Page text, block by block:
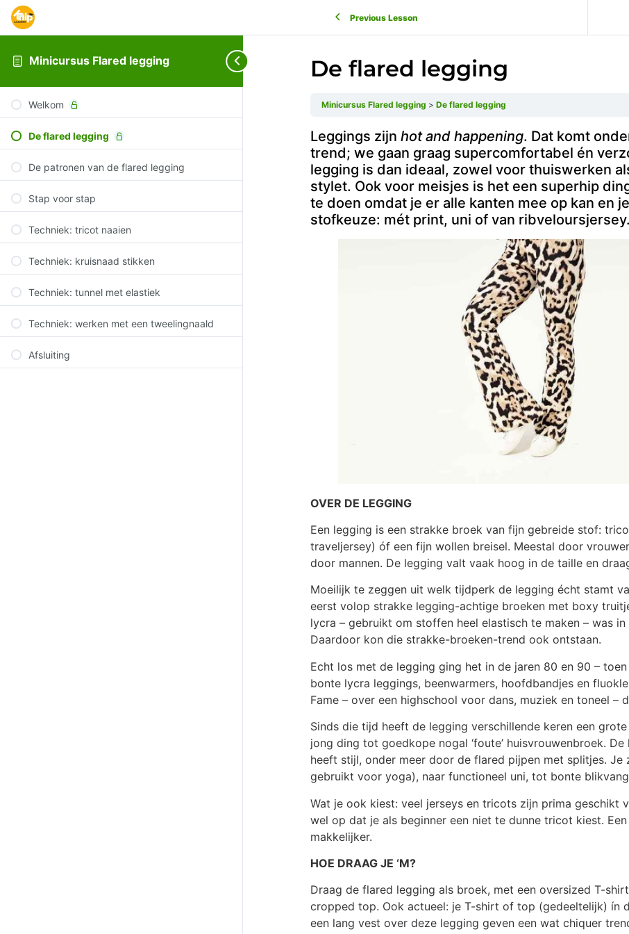
Minicursus Flared legging
Welkom
De flared legging
De patronen van de flared legging
Stap voor stap
Techniek: tricot naaien
Techniek: kruisnaad stikken
Techniek: tunnel met elastiek
Techniek: werken met een tweelingnaald
Afsluiting
Previous Lesson
De flared legging
Minicursus Flared legging De flared legging
Leggings zijn hot and happening. Dat komt
trend; we gaan graag supercomfortabel én
legging is dan ideaal, zowel voor thuiswerken
stylet. Ook voor meisjes is het een superhip
te doen omdat je er alle kanten mee op kan en
stofkeuze: mét print, uni of van
OVER DE LEGGING
Een legging is een strakke broek van fijn gebreide stof:
traveljersey) óf een fijn wollen breisel. Meestal door
door mannen. De legging valt vaak hoog in de taille en
Moeilijk te zeggen uit welk tijdperk de legging écht stamt
eerst volop strakke legging-achtige broeken met boxy
lycra – gebruikt om stoffen heel elastisch te maken – was
Daardoor kon die strakke-broeken-trend ook ontstaan.
Echt los met de legging ging het in de jaren 80 en 90 –
bonte lycra leggings, beenwarmers, hoofdbandjes en
Fame – over een highschool voor dans, muziek en toneel –
Sinds die tijd heeft de legging verschillende keren een
jong ding tot goedkope nogal ‘foute’ huisvrouwenbroek.
heeft stijl, onder meer door de flared pijpen met splitjes. Je
gebruikt voor yoga), naar functioneel uni, tot bonte
Wat je ook kiest: veel jerseys en tricots zijn prima geschikt
wel op dat je als beginner een niet te dunne tricot kiest.
makkelijker.
HOE DRAAG JE ‘M?
Draag de flared legging als broek, met een oversized T-
cropped top. Ook actueel: je T-shirt of top (gedeeltelijk) ín
een lang vest over deze legging geven een wat chiquer